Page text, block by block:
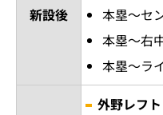
新設後
本塁～セ
本塁～右
本塁～ラ
外野レフト